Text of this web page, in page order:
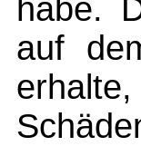
habe.
auf